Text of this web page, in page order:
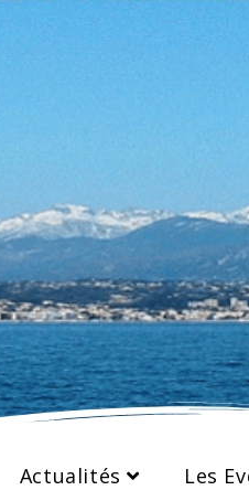
Actualités Les